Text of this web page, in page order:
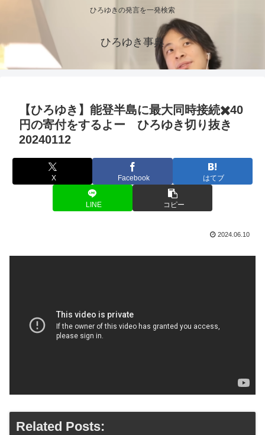
ひろゆきの発言を一発検索
ひろゆき事典
【ひろゆき】能登半島に最大同時接続✖️40
円の寄付をするよー ひろゆき切り抜き
20240112
X Facebook はてブ
LINE コピー
2024.06.10
Related Posts: